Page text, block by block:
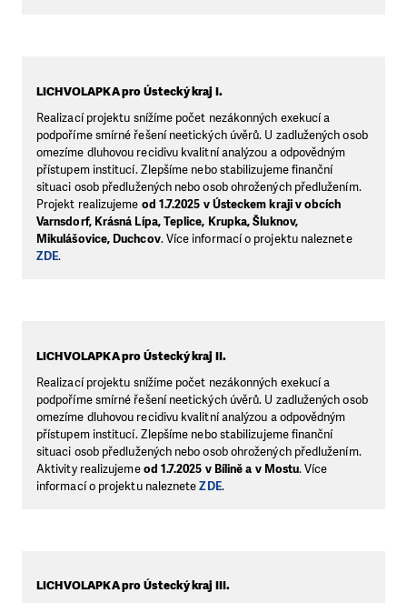
LICHVOLAPKApro Ústecký kraj I.
Realizací projektu snížíme počet nezákonných exekucí a
podpoříme smírné řešení neetických úvěrů. U zadlužených osob
omezíme dluhovou recidivu kvalitní analýzou a odpovědným
přístupem institucí. Zlepšíme nebo stabilizujeme finanční
situaci osob předlužených nebo osob ohrožených předlužením.
Projekt realizujeme od 1.7.2025 v Ústeckem kraji v obcích
Varnsdorf, Krásná Lípa, Teplice, Krupka, Šluknov,
Mikulášovice, Duchcov. Více informací o projektu naleznete
ZDE.
LICHVOLAPKA pro Ústecký kraj II.
Realizací projektu snížíme počet nezákonných exekucí a
podpoříme smírné řešení neetických úvěrů. U zadlužených osob
omezíme dluhovou recidivu kvalitní analýzou a odpovědným
přístupem institucí. Zlepšíme nebo stabilizujeme finanční
situaci osob předlužených nebo osob ohrožených předlužením.
Aktivity realizujemeod 1.7.2025 v Bílině a v Mostu. Více
informací o projektu nalezneteZDE.
LICHVOLAPKA pro Ústecký kraj III.